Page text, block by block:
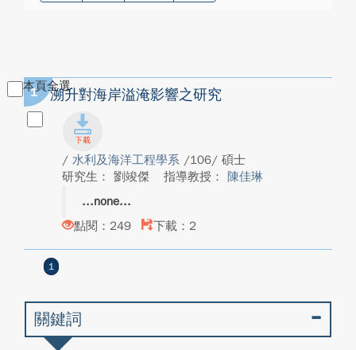
本頁全選
1 溯升對海岸溢淹影響之研究
/ 水利及海洋工程學系 /106/ 碩士
研究生： 劉竣傑
指導教授： 陳佳琳
none
點閱：249
下載：2
1
關鍵詞